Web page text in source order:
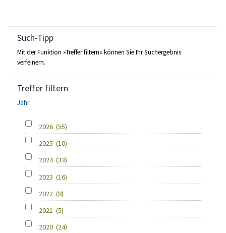
Such-Tipp
Mit der Funktion »Treffer filtern« können Sie Ihr Suchergebnis
verfeinern.
Treffer filtern
Jahr
2026 (55)
2025 (10)
2024 (33)
2023 (16)
2022 (8)
2021 (5)
2020 (24)